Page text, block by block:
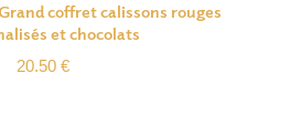
coffret calissons rouges
et chocolats
20.50 €